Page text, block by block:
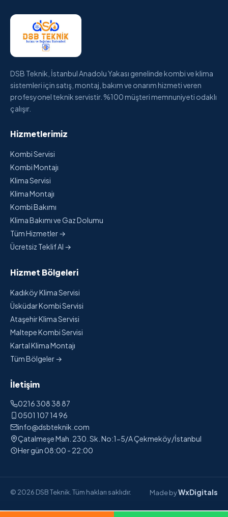
DSB Teknik, İstanbul Anadolu Yakası genelinde kombi ve klima
sistemleri için satış, montaj, bakım ve onarım hizmeti veren
profesyonel teknik servistir. %100 müşteri memnuniyeti odaklı
çalışır.
Hizmetlerimiz
Kombi Servisi
Kombi Montajı
Klima Servisi
Klima Montajı
Kombi Bakımı
Klima Bakımı ve Gaz Dolumu
Tüm Hizmetler →
Ücretsiz Teklif Al →
Hizmet Bölgeleri
Kadıköy Klima Servisi
Üsküdar Kombi Servisi
Ataşehir Klima Servisi
Maltepe Kombi Servisi
Kartal Klima Montajı
Tüm Bölgeler →
İletişim
0216 308 38 87
0501 107 14 96
info@dsbteknik.com
Çatalmeşe Mah. 230. Sk. No:1-5/A Çekmeköy/İstanbul
Her gün 08:00 - 22:00
© 2026 DSB Teknik. Tüm hakları saklıdır. Made byWxDigitals